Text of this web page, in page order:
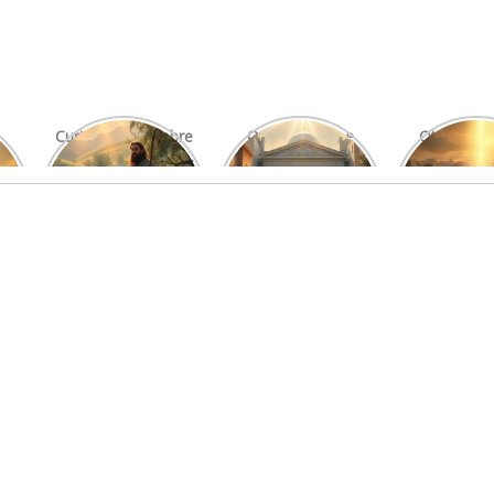
Curiosidades Sobre
Os Salmos Mais
O Significado e
Função do Levita
Otniel: